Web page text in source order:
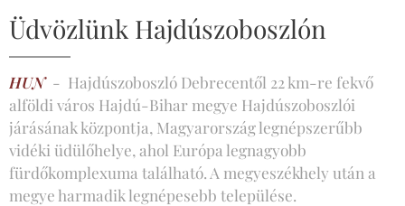
Üdvözlünk Hajdúszoboszlón
HUN- Hajdúszoboszló Debrecentől 22 km-re fekvő
alföldi város Hajdú-Bihar megye Hajdúszoboszlói
járásának központja, Magyarország legnépszerűbb
vidéki üdülőhelye, ahol Európa legnagyobb
fürdőkomplexuma található. A megyeszékhely után a
megye harmadik legnépesebb települése.